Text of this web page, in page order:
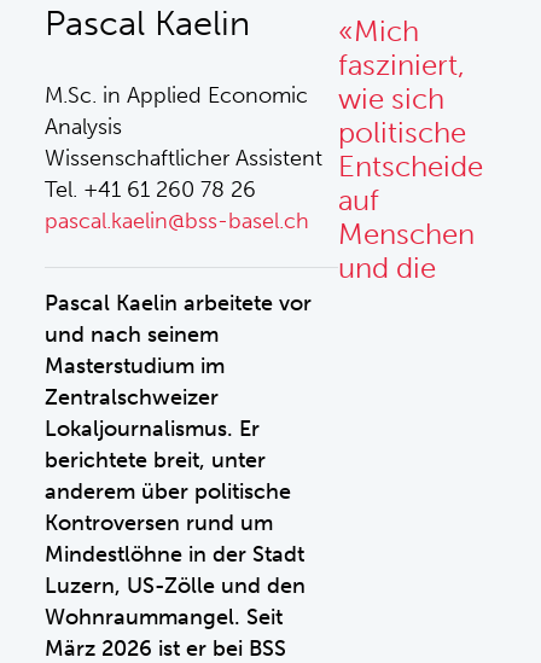
Pascal Kaelin
M.Sc. in Applied Economic
Analysis
Wissenschaftlicher Assistent
Tel. +41 61 260 78 26
pascal.kaelin@bss-basel.ch
Pascal Kaelin arbeitete vor
und nach seinem
Masterstudium im
Zentralschweizer
Lokaljournalismus. Er
berichtete breit, unter
anderem über politische
Kontroversen rund um
Mindestlöhne in der Stadt
Luzern, US-Zölle und den
Wohnraummangel. Seit
März 2026 ist er bei BSS
«Mich
fasziniert,
wie sich
politische
Entscheide
auf
Menschen
und die